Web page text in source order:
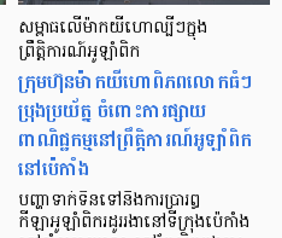
សម្ពាធលើម៉ាកយីហោល្បីៗក្នុង
ព្រឹត្តិការណ៍អូឡាំពិក
ក្រុមហ៊ុនម៉ាកយីហោពិភពលោកធំៗ
ប្រុងប្រយ័ត្ន ចំពោះការផ្សាយ
ពាណិជ្ជកម្មនៅព្រឹត្តិការណ៍អូឡាំពិក
នៅប៉េកាំង
បញ្ហាទាក់ទិនទៅនឹងការប្រារព្ធ
កីឡាអូឡាំពិករដូររងានៅទីក្រុងប៉េកាំង